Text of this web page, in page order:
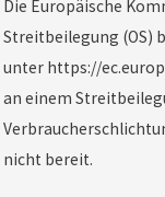
Die Europäische
Streitbeilegung (OS)
unter https://
an einem
nicht bereit.